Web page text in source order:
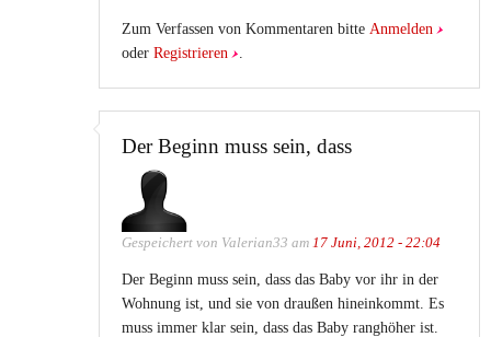
Zum Verfassen von Kommentaren bitte Anmelden
oder Registrieren
Der Beginn muss sein, dass
Gespeichert von Valerian33 am 17 Juni, 2012 - 22:04
Der Beginn muss sein, dass das Baby vor ihr in der
Wohnung ist, und sie von draußen hineinkommt. Es
muss immer klar sein, dass das Baby ranghöher ist.